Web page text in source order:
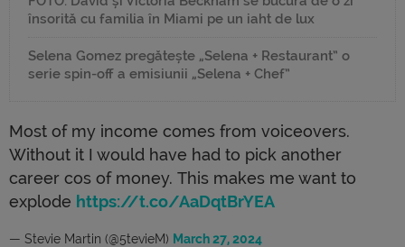
însorită cu familia în Miami pe un iaht de lux
Selena Gomez pregătește „Selena + Restaurant” o
serie spin-off a emisiunii „Selena + Chef”
Most of my income comes from voiceovers.
Without it I would have had to pick another
career cos of money. This makes me want to
explode https://t.co/AaDqtBrYEA
— Stevie Martin (@5tevieM) March 27, 2024